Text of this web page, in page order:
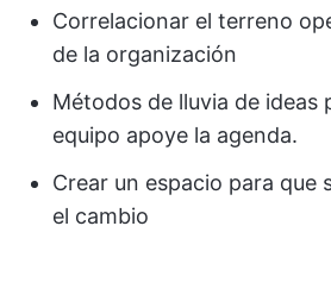
Correlacionar el terreno
de la organización
Métodos de lluvia de ideas
equipo apoye la agenda.
Crear un espacio para que
el cambio